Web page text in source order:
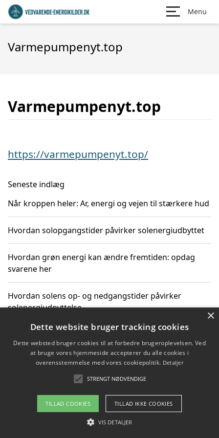
Menu
Varmepumpenyt.top
Varmepumpenyt.top
https://varmepumpenyt.top/
Seneste indlæg
Når kroppen heler: Ar, energi og vejen til stærkere hud
Hvordan solopgangstider påvirker solenergiudbyttet
Hvordan grøn energi kan ændre fremtiden: opdag
svarene her
Hvordan solens op- og nedgangstider påvirker
solenergiudnyttelse
Hvordan du får svar på energispørgsmål om
vedvarende energikilder
Om / kontakt
Blog Betingelser
×
Dette website bruger tracking cookies
Dette websted bruger cookies til at forbedre brugeroplevelsen. Ved
at bruge vores hjemmeside accepterer du alle cookies i
overensstemmelse med vores cookiepolitik. Detaljer
STRENGT NØDVENDIGE
TILLAD COOKIES TILLAD IKKE COOKIES
VIS DETALJER